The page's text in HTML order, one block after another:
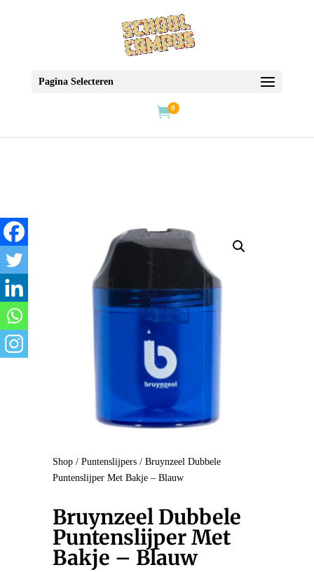
Pagina Selecteren
0
Shop/ Puntenslijpers/ Bruynzeel Dubbele
Puntenslijper Met Bakje – Blauw
Bruynzeel Dubbele
Puntenslijper Met
Bakje – Blauw